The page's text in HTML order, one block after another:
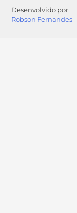
Desenvolvido por
Robson Fernandes